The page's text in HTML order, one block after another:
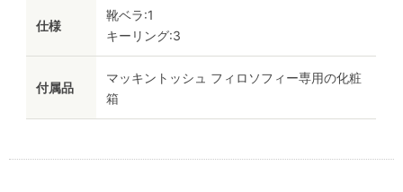
仕様
靴ベラ:1
キーリング:3
付属品
マッキントッシュ フィロソフィー専用の化粧
箱